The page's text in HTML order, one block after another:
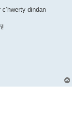
dindan